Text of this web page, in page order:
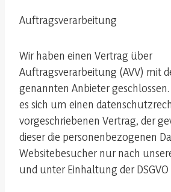
Auftragsverarbeitung
Wir haben einen Vertrag über
Auftragsverarbeitung (AVV) mit
genannten Anbieter
es sich um einen
vorgeschriebenen Vertrag, der
dieser die personenbezogenen
Websitebesucher nur nach
und unter Einhaltung der